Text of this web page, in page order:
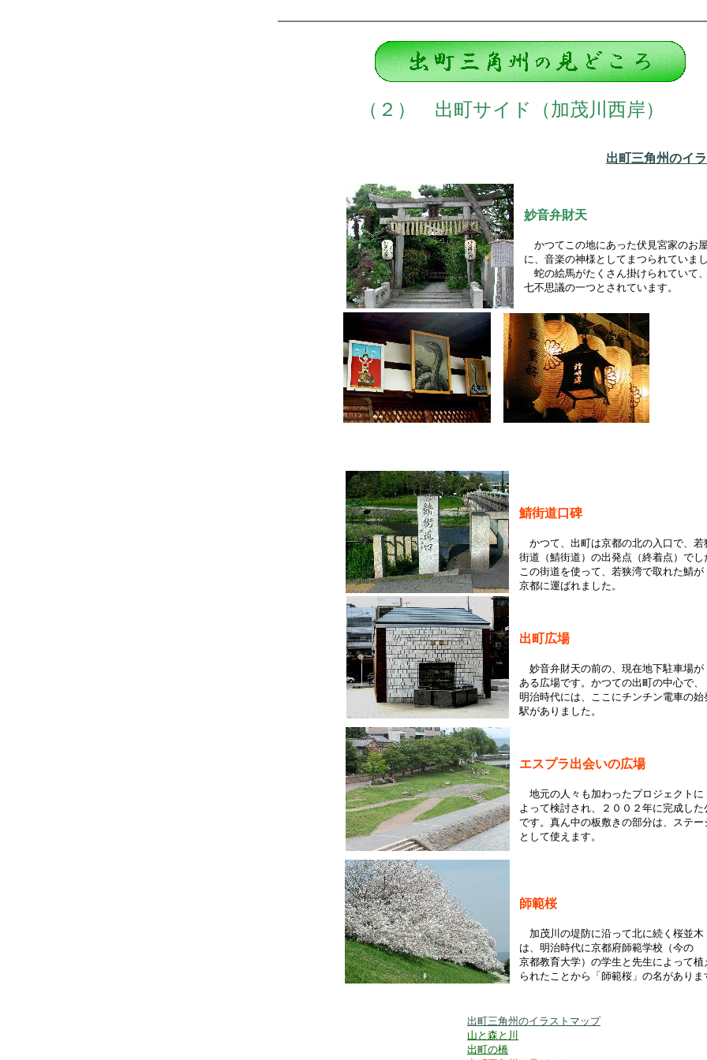
（２） 出町サイド（加茂川西岸）
出町三角州のイ
妙音弁財天
かつてこの地にあった伏見宮家のお
に、音楽の神様としてまつられていまし
蛇の絵馬がたくさん掛けられていて
七不思議の一つとされています。
鯖街道口碑
かつて、出町は京都の北の入口で、若
街道（鯖街道）の出発点（終着点）でし
この街道を使って、若狭湾で取れた鯖が
京都に運ばれました。
出町広場
妙音弁財天の前の、現在地下駐車場が
ある広場です。かつての出町の中心で、
明治時代には、ここにチンチン電車の始
駅がありました。
エスプラ出会いの広場
地元の人々も加わったプロジェクトに
よって検討され、２００２年に完成した
です。真ん中の板敷きの部分は、ステー
として使えます。
師範桜
加茂川の堤防に沿って北に続く桜並木
は、明治時代に京都府師範学校（今の
京都教育大学）の学生と先生によって植
られたことから「師範桜」の名がありま
出町三角州のイラストマップ
山と森と川
出町の橋